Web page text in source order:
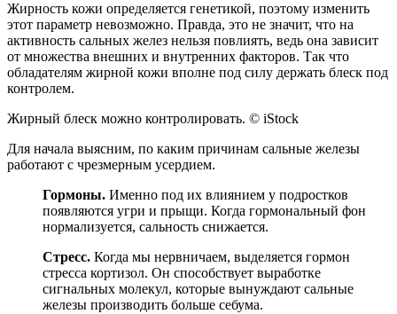
Жирность кожи определяется генетикой, поэтому изменить
этот параметр невозможно. Правда, это не значит, что на
активность сальных желез нельзя повлиять, ведь она зависит
от множества внешних и внутренних факторов. Так что
обладателям жирной кожи вполне под силу держать блеск под
контролем.
Жирный блеск можно контролировать. © iStock
Для начала выясним, по каким причинам сальные железы
работают с чрезмерным усердием.
Гормоны. Именно под их влиянием у подростков
появляются угри и прыщи. Когда гормональный фон
нормализуется, сальность снижается.
Стресс. Когда мы нервничаем, выделяется гормон
стресса кортизол. Он способствует выработке
сигнальных молекул, которые вынуждают сальные
железы производить больше себума.